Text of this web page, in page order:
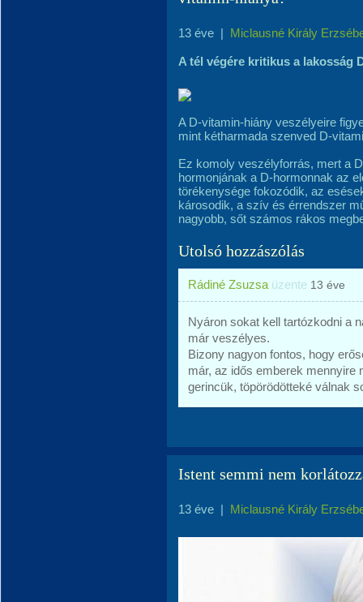
13 éve | Miclausné Király
A tél végére kritikus a lakosság
A D-vitamin-hiány veszélyeire
mint kétharmada szenved D-
Ez komoly veszélyforrás, mert a
hormonjának a D-hormonnak az
törékenysége fokozódik, az
károsodik, a szív és érrendszer
nagyobb, sőt számos rákos
Utolsó hozzászólás
Rádiné Zsuzsa üzente 13 éve
Nyáron sokat kell tartózkodni a
már veszélyes.
Bizony nagyon fontos, hogy
már, az idős emberek mennyire
gerincük, töpörödötteké válnak
Istent semmi nem
13 éve | Miclausné Király